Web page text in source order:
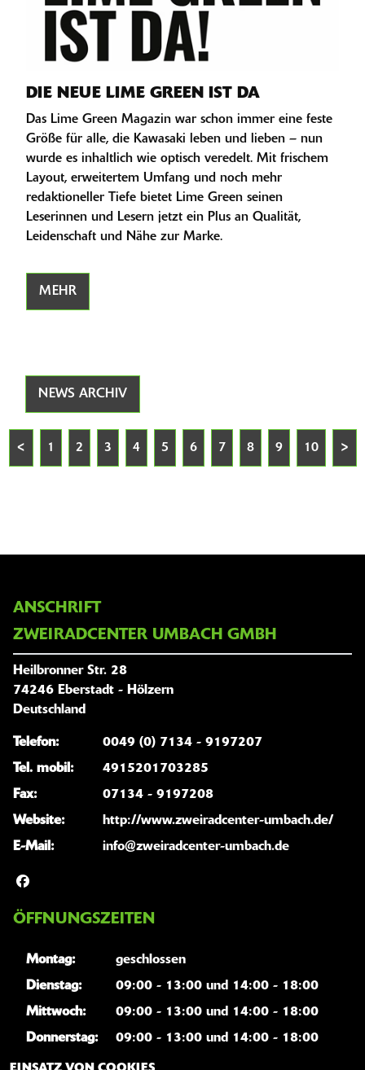
DIE NEUE LIME GREEN IST DA
Das Lime Green Magazin war schon immer eine feste
Größe für alle, die Kawasaki leben und lieben – nun
wurde es inhaltlich wie optisch veredelt. Mit frischem
Layout, erweitertem Umfang und noch mehr
redaktioneller Tiefe bietet Lime Green seinen
Leserinnen und Lesern jetzt ein Plus an Qualität,
Leidenschaft und Nähe zur Marke.
MEHR
NEWS ARCHIV
< 1 2 3 4 5 6 7 8 9 10 >
ANSCHRIFT
ZWEIRADCENTER UMBACH GMBH
Heilbronner Str. 28
74246 Eberstadt - Hölzern
Deutschland
Telefon:
0049 (0) 7134 - 9197207
Tel. mobil:
4915201703285
Fax:
07134 - 9197208
Website:
http://www.zweiradcenter-umbach.de/
E-Mail:
info@zweiradcenter-umbach.de
ÖFFNUNGSZEITEN
Montag:
geschlossen
Dienstag:
09:00 - 13:00 und 14:00 - 18:00
Mittwoch:
09:00 - 13:00 und 14:00 - 18:00
Donnerstag:
09:00 - 13:00 und 14:00 - 18:00
Freitag:
09:00 - 13:00 und 14:00 - 18:00